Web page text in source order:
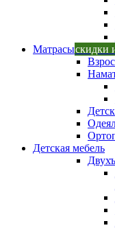
Матрасыскидки
Детская мебель